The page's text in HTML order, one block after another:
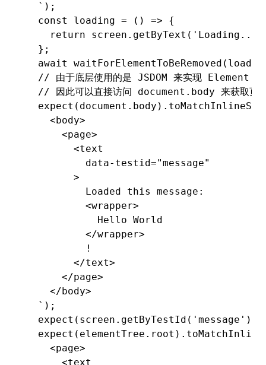
  `
);
  const
loading = () => {
    return
screen .getByText ( 'Loading...'
  };
  await
waitForElementToBeRemoved
// 由于底层使用的是 JSDOM 来实现 Element
// 因此可以直接访问 document.body 来获取页
  expect
( document .body)
    <body>
      <page>
        <text
          data-testid="message"
        >
          Loaded this message:
          <wrapper>
            Hello World
          </wrapper>
          !
        </text>
      </page>
    </body>
  `
);
  expect
( screen .getByTestId ( 'message' ))
  expect
( elementTree .root)
    <page>
      <text